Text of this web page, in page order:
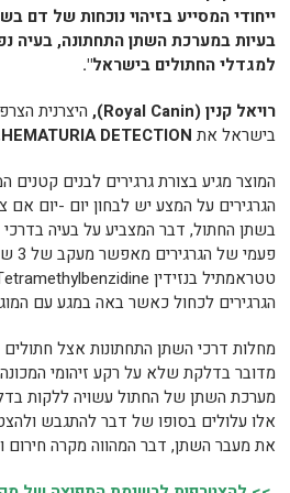
ייחודיהמסייע בזיהוי נוכחות של דם
בעיות במערכת השתן התחתונה, בעיה
למגדלי החתולים בישראל".
רויאל קנין (Royal Canin
), היצרנית
בישראל את HEMATURIA DETECTION
המוצר מגיע בצורת גרגירים לבנים
הגרגירים על המצע יש לבחון יום -יום אם
בשתן החתול, דבר המצביע על בעיה
פעמי של הגרגירים מאפשר מעקב של 3 שבועות עד חודש. גרגרי ®
טטראמתיל בנזידין
הגרגירים לכחול כאשר באה במגע עם
מחלות דרכי השתן התחתונות אצל חתולים
מדובר בדלקת שלא על רקע זיהומי
מערכת השתן של החתול עשויה ללקות
אלו עלולים בסופו של דבר להתגבש
את מעבר השתן, דבר המהווה מקרה חירום